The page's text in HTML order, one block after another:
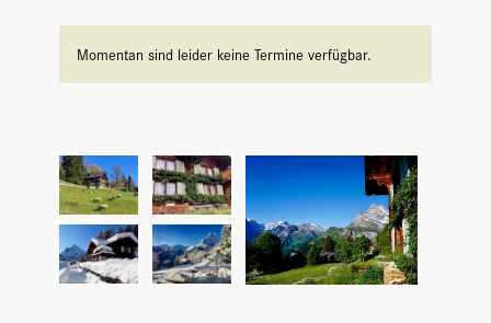
Momentan sind leider keine Termine verfügbar.